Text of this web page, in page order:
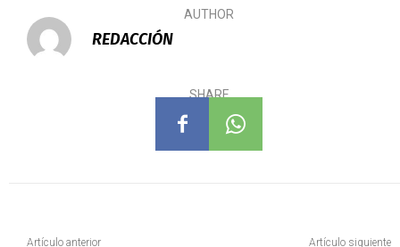
AUTHOR
REDACCIÓN
SHARE
Artículo anterior
Artículo siguiente